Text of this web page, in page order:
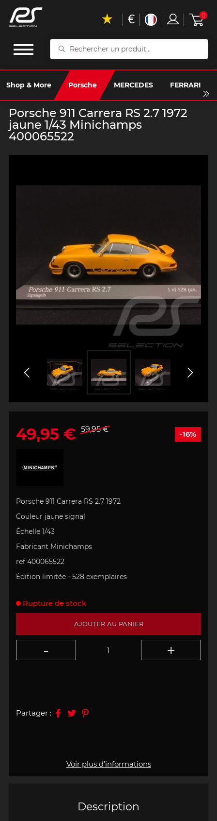
Rechercher
produit...
Shop & More Porsche MERCEDES FERRARI
€ 0
Porsche 911 Carrera RS 2.7 1972
jaune 1/43 Minichamps
400065522
Description
49,95 € 59,95 € -16%
Porsche 911 Carrera RS 2.7 1972
Couleur jaune signal
Échelle 1/43
Fabricant Minichamps
ref 400065522
Édition limitée -528exemplaires
Voir plus d'informations
AJOUTER AU PANIER
Rupture de stock
Partager :